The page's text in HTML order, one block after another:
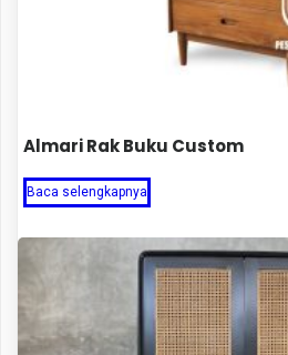
Almari Rak Buku Custom
Baca selengkapnya